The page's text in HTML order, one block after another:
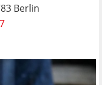
Berlin